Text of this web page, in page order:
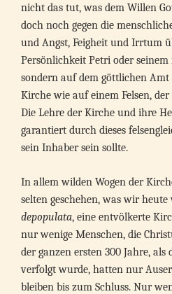
nicht das tut, was dem Willen
doch noch gegen die
und Angst, Feigheit und Irrtum
Persönlichkeit Petri oder
sondern auf dem göttlichen Amt
Kirche wie auf einem Felsen,
Die Lehre der Kirche und ihre
garantiert durch dieses
sein Inhaber sein sollte.
In allem wilden Wogen der
selten geschehen, was wir heute
depopulata, eine entvölkerte
nur wenige Menschen, die
der ganzen ersten 300 Jahre,
verfolgt wurde, hatten nur
bleiben bis zum Schluss. Nur